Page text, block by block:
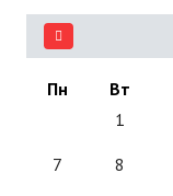
Пн Вт
1
7 8